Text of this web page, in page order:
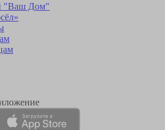
"Ваш Дом"